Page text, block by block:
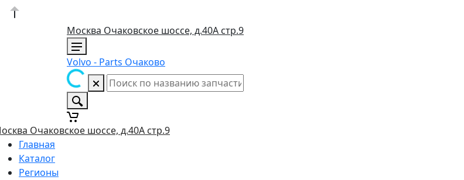
Москва Очаковское шоссе, д.40А стр.9
Volvo - Parts Очаково
Очаковское шоссе, д.40А стр.9
Главная
Каталог
Регионы